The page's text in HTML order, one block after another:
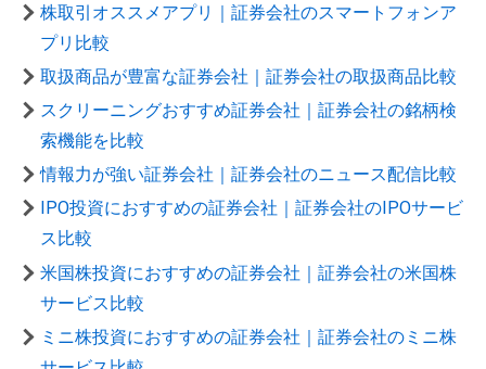
株取引オススメアプリ｜証券会社のスマートフォンア
プリ比較
取扱商品が豊富な証券会社｜証券会社の取扱商品比較
スクリーニングおすすめ証券会社｜証券会社の銘柄検
索機能を比較
情報力が強い証券会社｜証券会社のニュース配信比較
IPO投資におすすめの証券会社｜証券会社のIPOサービ
ス比較
米国株投資におすすめの証券会社｜証券会社の米国株
サービス比較
ミニ株投資におすすめの証券会社｜証券会社のミニ株